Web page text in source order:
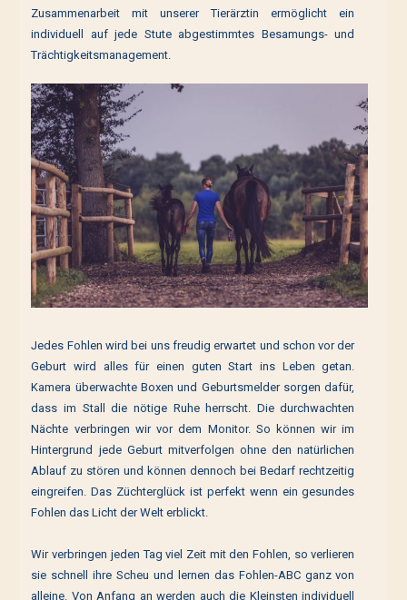
Zusammenarbeit mit unserer Tierärztin ermöglicht ein
individuell auf jede Stute abgestimmtes Besamungs- und
Trächtigkeitsmanagement.
Jedes Fohlen wird bei uns freudig erwartet und schon vor der
Geburt wird alles für einen guten Start ins Leben getan.
Kamera überwachte Boxen und Geburtsmelder sorgen dafür,
dass im Stall die nötige Ruhe herrscht. Die durchwachten
Nächte verbringen wir vor dem Monitor. So können wir im
Hintergrund jede Geburt mitverfolgen ohne den natürlichen
Ablauf zu stören und können dennoch bei Bedarf rechtzeitig
eingreifen. Das Züchterglück ist perfekt wenn ein gesundes
Fohlen das Licht der Welt erblickt.
Wir verbringen jeden Tag viel Zeit mit den Fohlen, so verlieren
sie schnell ihre Scheu und lernen das Fohlen-ABC ganz von
alleine. Von Anfang an werden auch die Kleinsten individuell